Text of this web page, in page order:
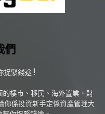
們
捉緊錢途 !
樓市、移民、海外置業、財
你係投資新手定係資產管理大